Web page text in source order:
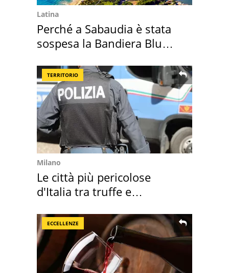
Latina
Perché a Sabaudia è stata
sospesa la Bandiera Blu
TERRITORIO
Milano
Le città più pericolose
d'Italia tra truffe e
ECCELLENZE